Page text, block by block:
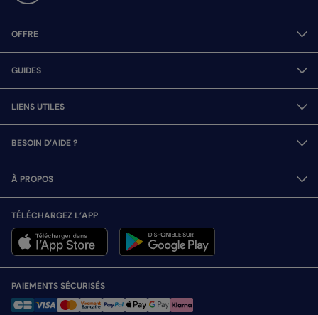
OFFRE
GUIDES
LIENS UTILES
BESOIN D’AIDE ?
À PROPOS
TÉLÉCHARGEZ L’APP
PAIEMENTS SÉCURISÉS